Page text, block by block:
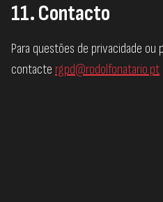
11. Contacto
Para questões de privacidade ou
contacte rgpd@rodolfonatario.pt